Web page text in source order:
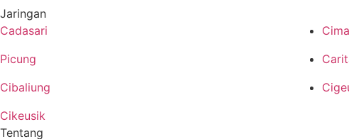
Jaringan
Cadasari
Picung
Cibaliung
Cikeusik
Tentang